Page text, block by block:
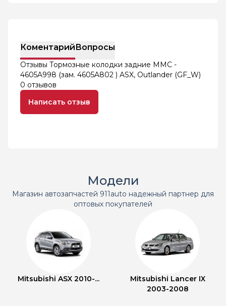
КоментарийВопросы
Отзывы Тормозные колодки задние MMC -
4605A998 (зам. 4605A802 ) ASX, Outlander (GF_W)
0 отзывов
Написать отзыв
Модели
Магазин автозапчастей 911auto надежный партнер для
оптовых покупателей
Mitsubishi ASX 2010-...
Mitsubishi Lancer IX
2003-2008